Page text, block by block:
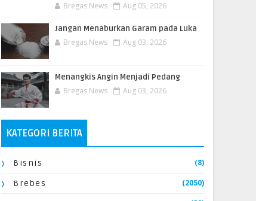
Bregas News Aug 05, 2026
Jangan Menaburkan Garam pada Luka
Bregas News Aug 03, 2026
Menangkis Angin Menjadi Pedang
Bregas News Aug 03, 2026
KATEGORI BERITA
Bisnis (8)
Brebes (2050)